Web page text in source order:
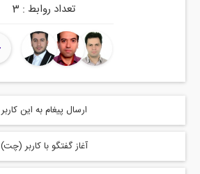
تعداد روابط : 3
ارسال پیغام به این کاربر
آغاز گفتگو با کاربر (چت)